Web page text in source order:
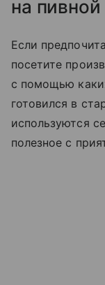
на
Если
посетите
с помощью
готовился в
используются
полезное с